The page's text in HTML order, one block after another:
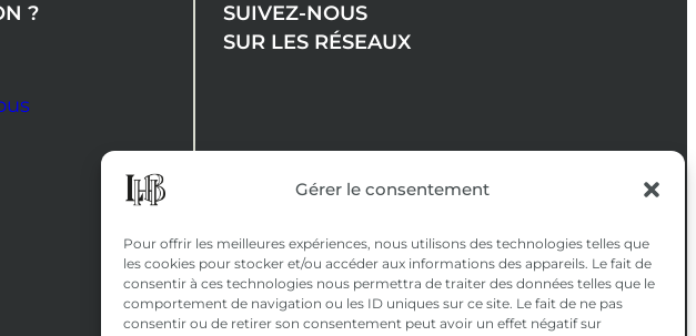
Gérer le consentement
Pour offrir les meilleures expériences, nous utilisons des technologies telles que
les cookies pour stocker et/ou accéder aux informations des appareils. Le fait de
consentir à ces technologies nous permettra de traiter des données telles que le
comportement de navigation ou les ID uniques sur ce site. Le fait de ne pas
consentir ou de retirer son consentement peut avoir un effet négatif sur
?
SUIVEZ-NOUS
SUR LES RÉSEAUX